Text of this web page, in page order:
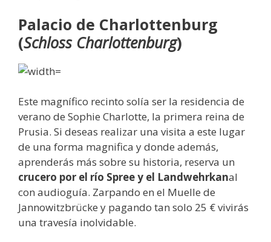
Palacio de Charlottenburg
(Schloss Charlottenburg)
Este magnífico recinto solía ser la residencia de
verano de Sophie Charlotte, la primera reina de
Prusia. Si deseas realizar una visita a este lugar
de una forma magnifica y donde además,
aprenderás más sobre su historia, reserva un
crucero por el río Spree y el Landwehrkanal
con audioguía. Zarpando en el Muelle de
Jannowitzbrücke y pagando tan solo 25 € vivirás
una travesía inolvidable.